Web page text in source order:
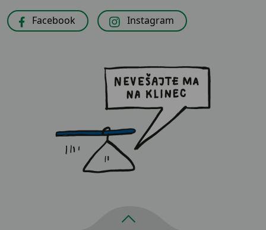
Facebook Instagram